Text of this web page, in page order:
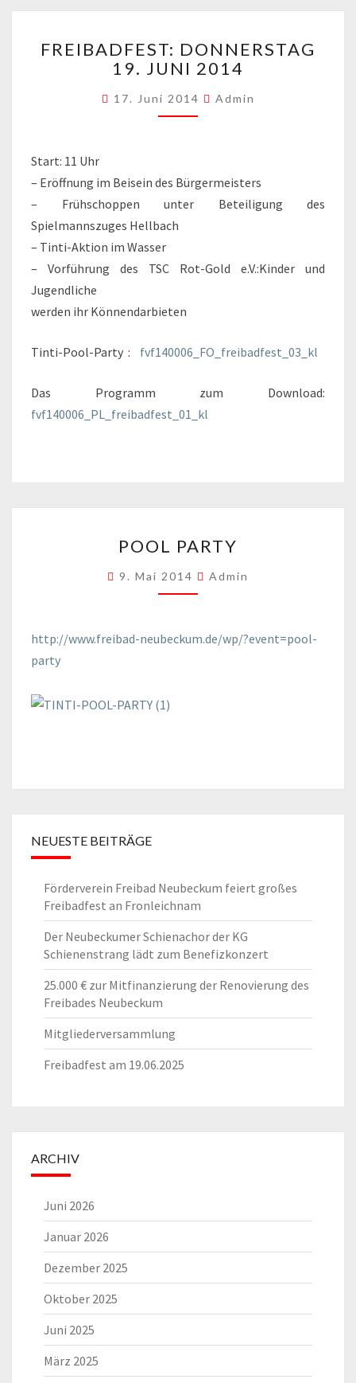
DONNERSTAG
19.
2014
FREIBADFEST: DONNERSTAG
19. JUNI 2014
17. Juni 2014 Admin
Start: 11 Uhr
– Eröffnung im Beisein des Bürgermeisters
– Frühschoppen unter Beteiligung des
Spielmannszuges Hellbach
– Tinti-Aktion im Wasser
– Vorführung des TSC Rot-Gold e.V.:Kinder und
Jugendliche
werden ihr Könnendarbieten
Tinti-Pool-Party : fvf140006_FO_freibadfest_03_kl
Das Programm zum Download:
fvf140006_PL_freibadfest_01_kl
PARTY
POOL PARTY
9. Mai 2014 Admin
http://www.freibad-neubeckum.de/wp/?event=pool-
party
NEUESTE BEITRÄGE
Förderverein Freibad Neubeckum feiert großes
Freibadfest an Fronleichnam
Der Neubeckumer Schienachor der KG
Schienenstrang lädt zum Benefizkonzert
25.000 € zur Mitfinanzierung der Renovierung des
Freibades Neubeckum
Mitgliederversammlung
Freibadfest am 19.06.2025
ARCHIV
Juni 2026
Januar 2026
Dezember 2025
Oktober 2025
Juni 2025
März 2025